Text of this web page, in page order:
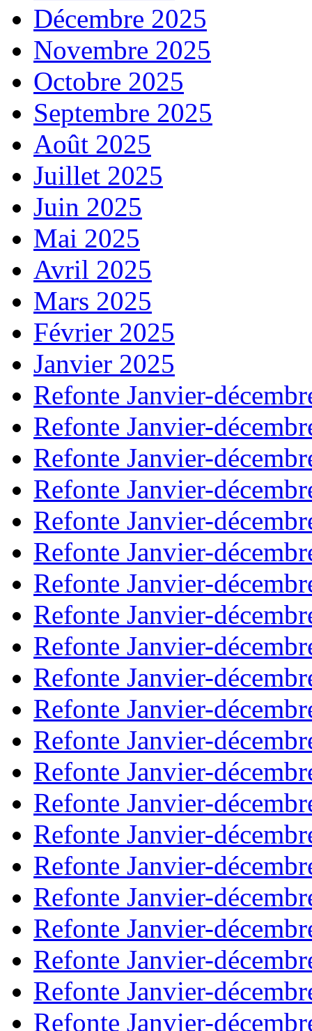
Décembre 2025
Novembre 2025
Octobre 2025
Septembre 2025
Août 2025
Juillet 2025
Juin 2025
Mai 2025
Avril 2025
Mars 2025
Février 2025
Janvier 2025
Refonte Janvier-
Refonte Janvier-
Refonte Janvier-
Refonte Janvier-
Refonte Janvier-
Refonte Janvier-
Refonte Janvier-
Refonte Janvier-
Refonte Janvier-
Refonte Janvier-
Refonte Janvier-
Refonte Janvier-
Refonte Janvier-
Refonte Janvier-
Refonte Janvier-
Refonte Janvier-
Refonte Janvier-
Refonte Janvier-
Refonte Janvier-
Refonte Janvier-
Refonte Janvier-